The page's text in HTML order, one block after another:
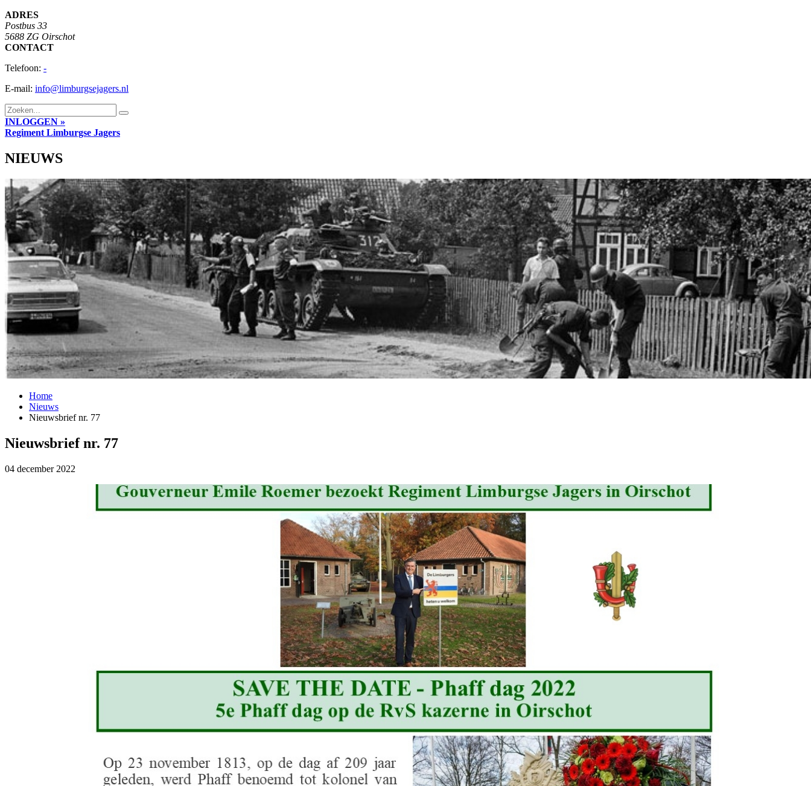
ADRES
Postbus 33
5688 ZG Oirschot
CONTACT
Telefoon: -
E-mail: info@limburgsejagers.nl
INLOGGEN »
Regiment Limburgse Jagers
NIEUWS
Home
Nieuws
Nieuwsbrief nr. 77
Nieuwsbrief nr. 77
04 december 2022